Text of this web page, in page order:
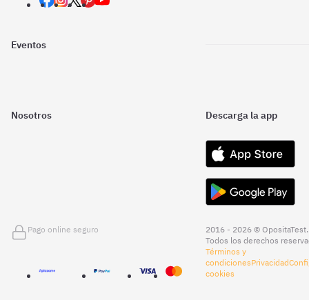
Eventos
Nosotros Descarga la app
Pago online seguro
2016 - 2026 © OpositaTest.
Todos los derechos
Términos y
condicionesPrivacidad
cookies